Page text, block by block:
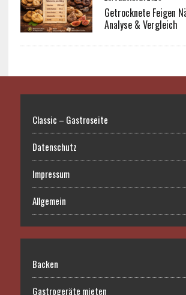
Getrocknete Feigen
Analyse & Vergleich
Classic – Gastroseite
Datenschutz
Impressum
Allgemein
Backen
Gastrogeräte mieten